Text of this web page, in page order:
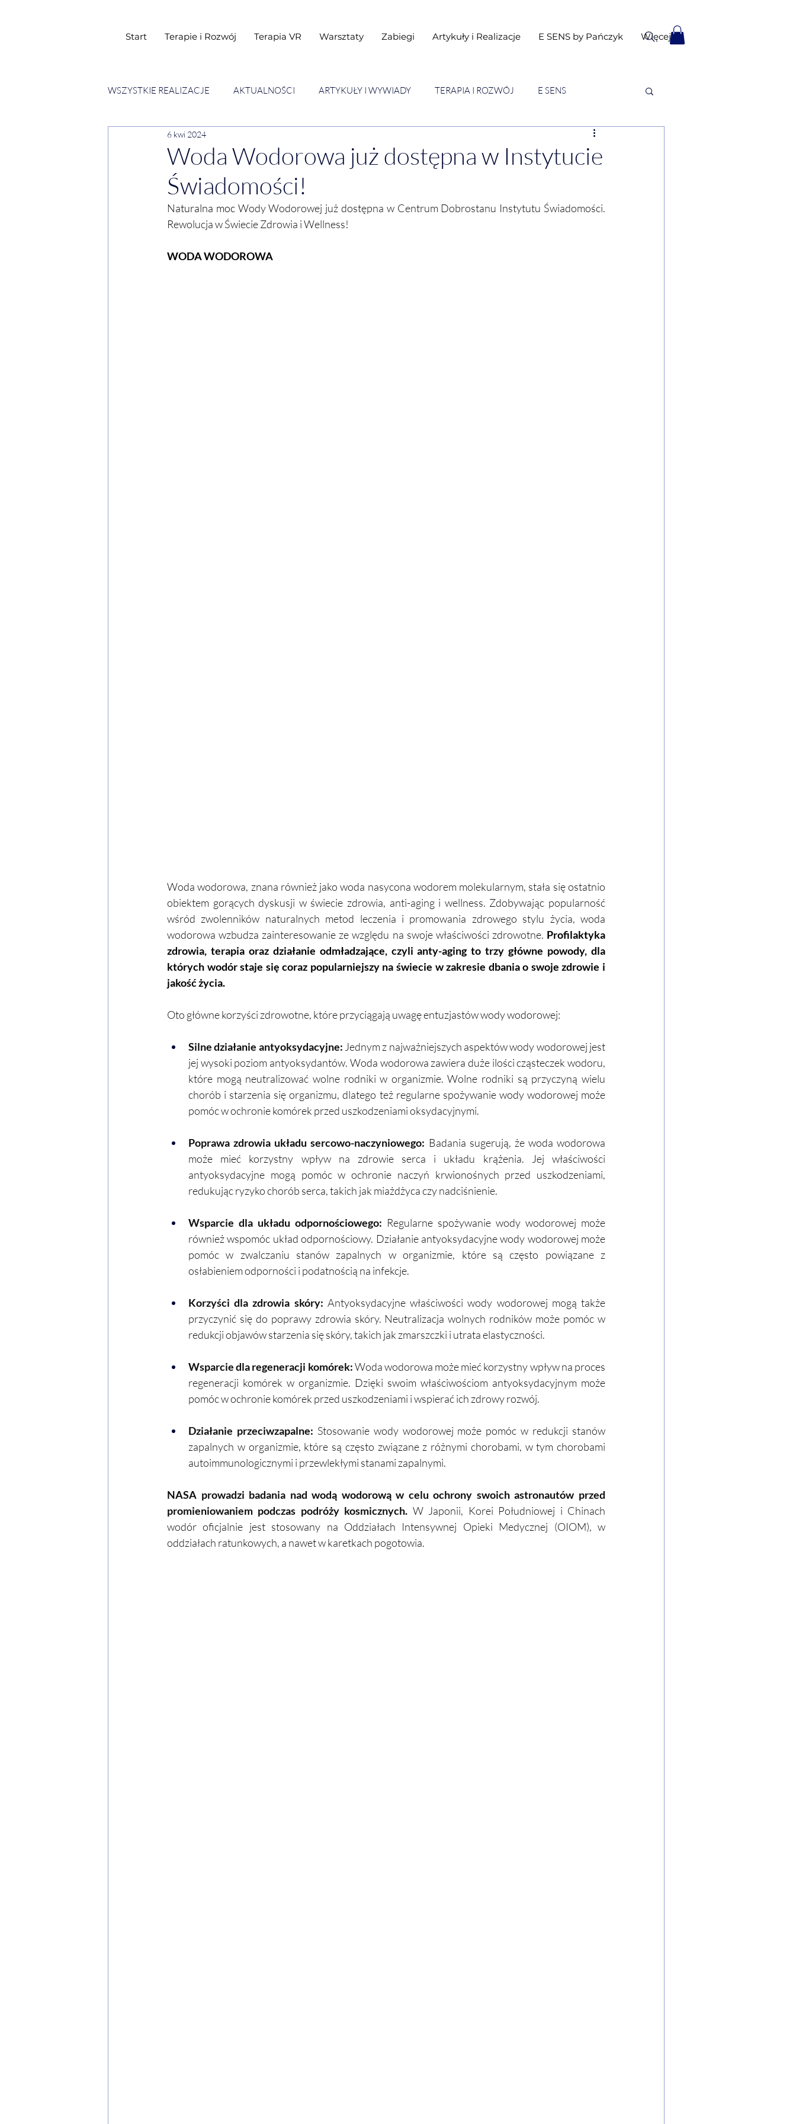
Start Terapie i Rozwój Terapia VR Warsztaty Zabiegi Artykuły i Realizacje E SENS by Pańczyk Więcej
WSZYSTKIE REALIZACJE AKTUALNOŚCI ARTYKUŁY I WYWIADY TERAPIA I ROZWÓJ E SENS
SESJE ESENCJI CHWIL
Woda Wodorowa już dostępna w Instytucie
Świadomości!
6 kwi 2024
Naturalna moc Wody Wodorowej już dostępna w Centrum Dobrostanu Instytutu Świadomości.
Rewolucja w Świecie Zdrowia i Wellness!
WODA WODOROWA
Woda wodorowa, znana również jako woda nasycona wodorem molekularnym, stała się ostatnio
obiektem gorących dyskusji w świecie zdrowia, anti-aging i wellness. Zdobywając popularność
wśród zwolenników naturalnych metod leczenia i promowania zdrowego stylu życia, woda
wodorowa wzbudza zainteresowanie ze względu na swoje właściwości zdrowotne. Profilaktyka
zdrowia, terapia oraz działanie odmładzające, czyli anty-aging to trzy główne powody, dla
których wodór staje się coraz popularniejszy na świecie w zakresie dbania o swoje zdrowie i
jakość życia.
Oto główne korzyści zdrowotne, które przyciągają uwagę entuzjastów wody wodorowej:
Silne działanie antyoksydacyjne: Jednym z najważniejszych aspektów wody wodorowej jest
jej wysoki poziom antyoksydantów. Woda wodorowa zawiera duże ilości cząsteczek wodoru,
które mogą neutralizować wolne rodniki w organizmie. Wolne rodniki są przyczyną wielu
chorób i starzenia się organizmu, dlatego też regularne spożywanie wody wodorowej może
pomóc w ochronie komórek przed uszkodzeniami oksydacyjnymi.
Poprawa zdrowia układu sercowo-naczyniowego: Badania sugerują, że woda wodorowa
może mieć korzystny wpływ na zdrowie serca i układu krążenia. Jej właściwości
antyoksydacyjne mogą pomóc w ochronie naczyń krwionośnych przed uszkodzeniami,
redukując ryzyko chorób serca, takich jak miażdżyca czy nadciśnienie.
Wsparcie dla układu odpornościowego: Regularne spożywanie wody wodorowej może
również wspomóc układ odpornościowy. Działanie antyoksydacyjne wody wodorowej może
pomóc w zwalczaniu stanów zapalnych w organizmie, które są często powiązane z
osłabieniem odporności i podatnością na infekcje.
Korzyści dla zdrowia skóry: Antyoksydacyjne właściwości wody wodorowej mogą także
przyczynić się do poprawy zdrowia skóry. Neutralizacja wolnych rodników może pomóc w
redukcji objawów starzenia się skóry, takich jak zmarszczki i utrata elastyczności.
Wsparcie dla regeneracji komórek: Woda wodorowa może mieć korzystny wpływ na proces
regeneracji komórek w organizmie. Dzięki swoim właściwościom antyoksydacyjnym może
pomóc w ochronie komórek przed uszkodzeniami i wspierać ich zdrowy rozwój.
Działanie przeciwzapalne: Stosowanie wody wodorowej może pomóc w redukcji stanów
zapalnych w organizmie, które są często związane z różnymi chorobami, w tym chorobami
autoimmunologicznymi i przewlekłymi stanami zapalnymi.
NASA prowadzi badania nad wodą wodorową w celu ochrony swoich astronautów przed
promieniowaniem podczas podróży kosmicznych. W Japonii, Korei Południowej i Chinach
wodór oficjalnie jest stosowany na Oddziałach Intensywnej Opieki Medycznej (OIOM), w
oddziałach ratunkowych, a nawet w karetkach pogotowia.